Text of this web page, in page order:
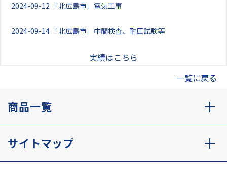
2024-09-12 「北広島市」電気工事
2024-09-14 「北広島市」中間検査、耐圧試験等
実績はこちら
一覧に戻る
商品一覧
サイトマップ